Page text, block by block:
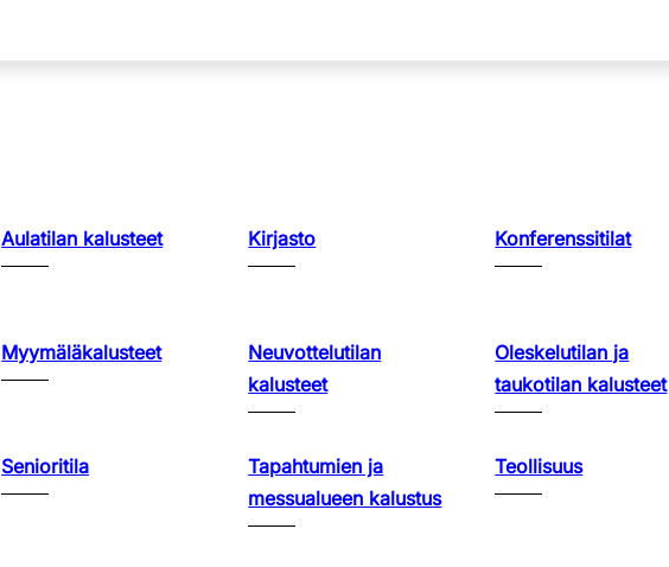
Aulatilan kalusteet Kirjasto Konferenssitilat
Myymäläkalusteet
Neuvottelutilan
kalusteet
Oleskelutilan ja
taukotilan kalusteet
Senioritila
Tapahtumien ja
messualueen kalustus
Teollisuus